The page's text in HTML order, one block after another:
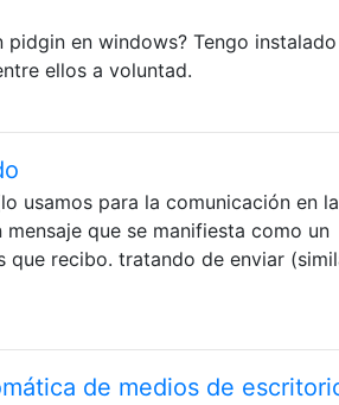
en windows? Tengo instalado
ellos a voluntad.
usamos para la comunicación en la
que se manifiesta como un
que recibo. tratando de enviar
de medios de